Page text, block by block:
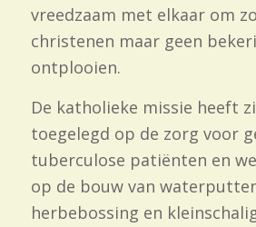
vreedzaam met elkaar om
christenen maar geen
ontplooien.
De katholieke missie heeft
toegelegd op de zorg voor
tuberculose patiënten en
op de bouw van
herbebossing en